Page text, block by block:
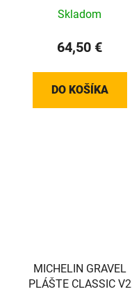
Skladom
64,50 €
DO KOŠÍKA
MICHELIN GRAVEL
PLÁŠTE CLASSIC V2